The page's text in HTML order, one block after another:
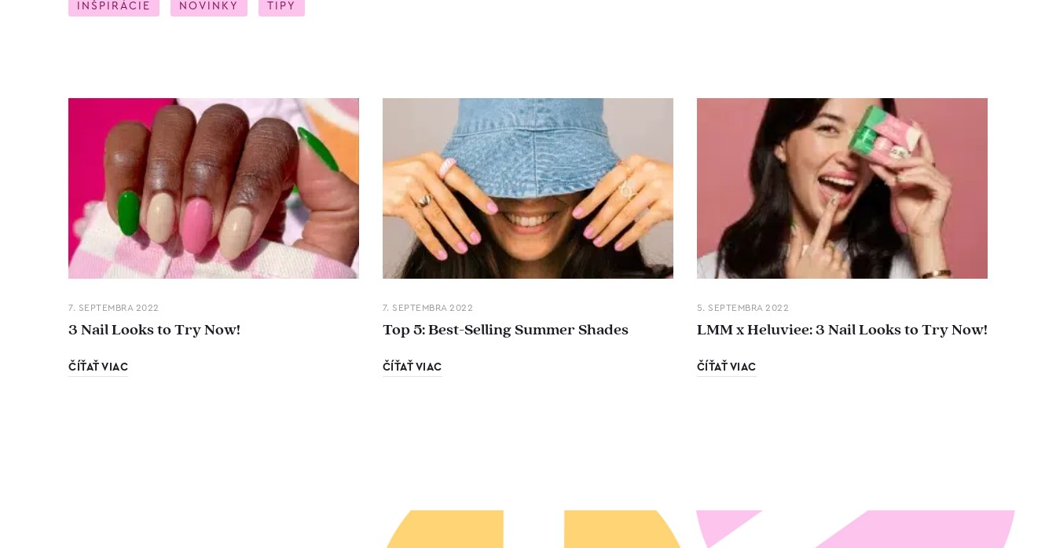
INŠPIRÁCIE NOVINKY TIPY
7. SEPTEMBRA 2022
3 Nail Looks to Try Now!
ČÍŤAŤ VIAC
7. SEPTEMBRA 2022
Top 5: Best-Selling Summer Shades
ČÍŤAŤ VIAC
5. SEPTEMBRA 2022
LMM x Heluviee: 3 Nail Looks to Try Now!
ČÍŤAŤ VIAC